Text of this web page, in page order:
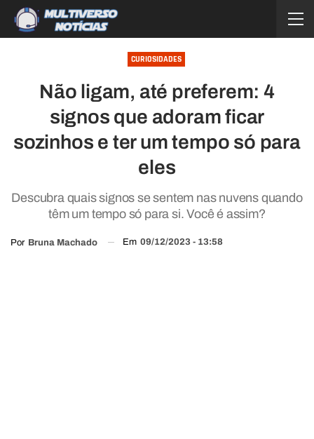
CURIOSIDADES
Não ligam, até preferem: 4
signos que adoram ficar
sozinhos e ter um tempo só para
eles
Descubra quais signos se sentem nas nuvens quando
têm um tempo só para si. Você é assim?
Por Bruna Machado Em 09/12/2023 - 13:58